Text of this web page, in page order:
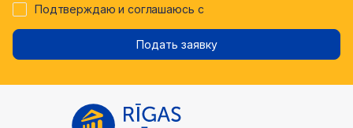
Подтверждаю и соглашаюсь с
Подать заявку